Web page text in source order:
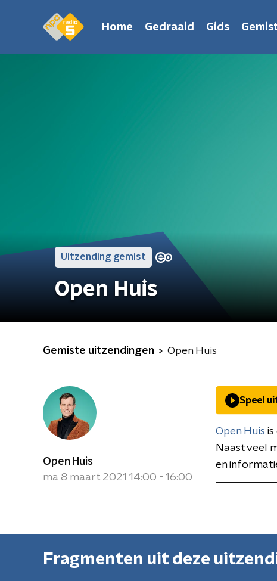
Home Gedraaid Gids
Uitzending gemist
Open Huis
Gemiste uitzendingen Open Huis
Open Huis
ma 8 maart 2021 14:00 - 16:00
Speel
Open Huis
Naast veel
en
Fragmenten uit deze